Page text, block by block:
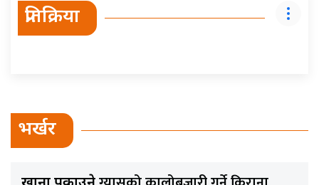
प्रतिक्रिया
भर्खर